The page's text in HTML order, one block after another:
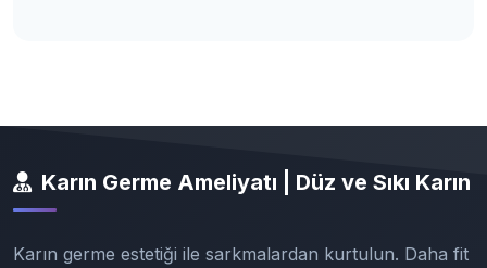
Karın Germe Ameliyatı | Düz ve Sıkı Karın
Karın germe estetiği ile sarkmalardan kurtulun. Daha fit